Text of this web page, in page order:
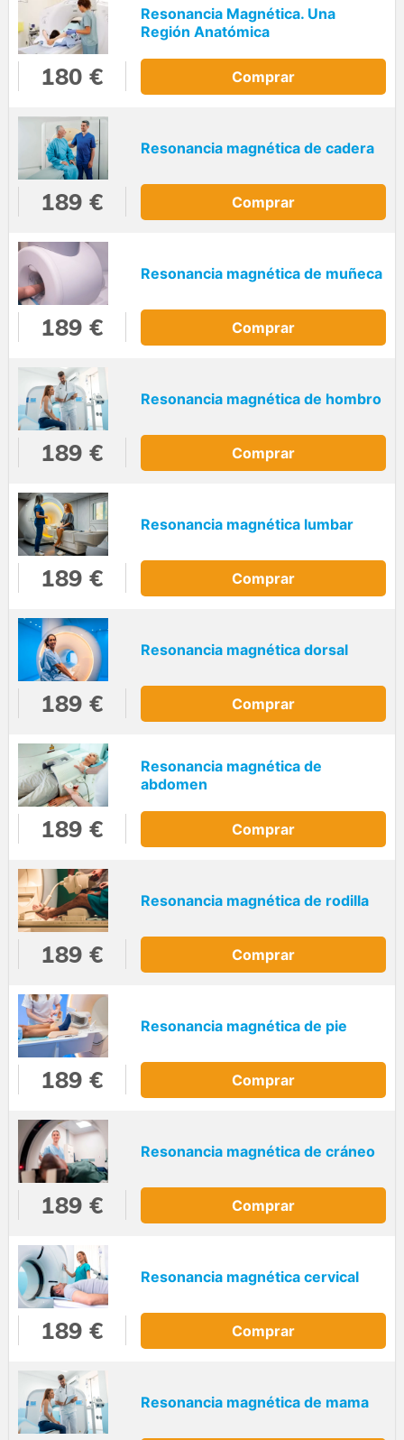
Resonancia Magnética. Una
Región Anatómica
180 € Comprar
Resonancia magnética de cadera
189 € Comprar
Resonancia magnética de muñeca
189 € Comprar
Resonancia magnética de hombro
189 € Comprar
Resonancia magnética lumbar
189 € Comprar
Resonancia magnética dorsal
189 € Comprar
Resonancia magnética de
abdomen
189 € Comprar
Resonancia magnética de rodilla
189 € Comprar
Resonancia magnética de pie
189 € Comprar
Resonancia magnética de cráneo
189 € Comprar
Resonancia magnética cervical
189 € Comprar
Resonancia magnética de mama